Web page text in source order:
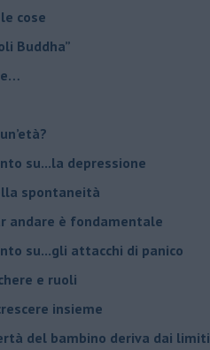
cose
Buddha”
su...la depressione
spontaneità
andare è fondamentale
su...gli attacchi di panico
e ruoli
insieme
del bambino deriva dai limiti